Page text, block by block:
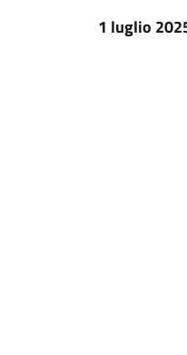
1 luglio